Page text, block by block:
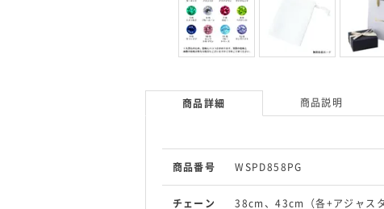
商品詳細 商品説明
商品番号 WSPD858PG
チェーン 38cm、43cm（各+アジャス